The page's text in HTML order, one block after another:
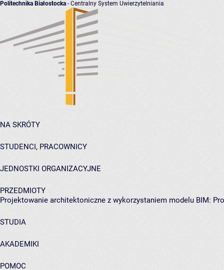
Politechnika Białostocka - Centralny System Uwierzytelniania
NA SKRÓTY
STUDENCI, PRACOWNICY
JEDNOSTKI ORGANIZACYJNE
PRZEDMIOTY
Projektowanie architektoniczne z wykorzystaniem modelu BIM:
STUDIA
AKADEMIKI
POMOC